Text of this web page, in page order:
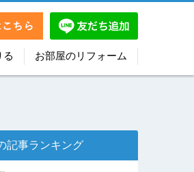
る お部屋のリフォーム
記事ランキング